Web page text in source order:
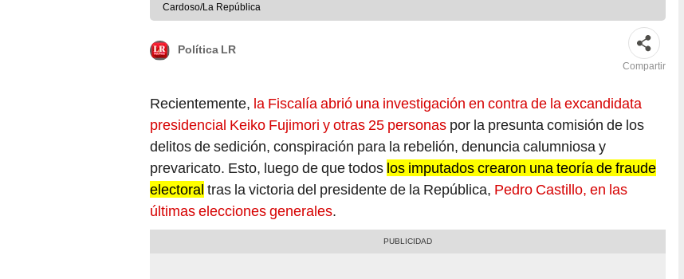
Cardoso/La República
Política LR
Compartir
Recientemente, la Fiscalía abrió una investigación en contra de la excandidata
presidencial Keiko Fujimori y otras 25 personas por la presunta comisión de los
delitos de sedición, conspiración para la rebelión, denuncia calumniosa y
prevaricato. Esto, luego de que todos los imputados crearon una teoría de fraude
electoral tras la victoria del presidente de la República, Pedro Castillo, en las
últimas elecciones generales.